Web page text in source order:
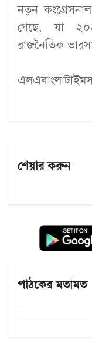
নতুন কংগ্রেসনাল
গেছে, যা
রাজনৈতিক
শেয়ার করুন
পাঠকের মতামত